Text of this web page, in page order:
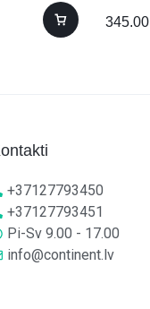
345.00
+37127793450
+37127793451
Pi-Sv 9.00 - 17.00
info@continent.lv